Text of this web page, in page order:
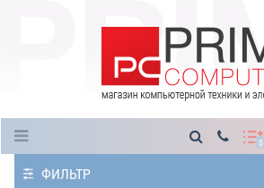
0
ФИЛЬТР